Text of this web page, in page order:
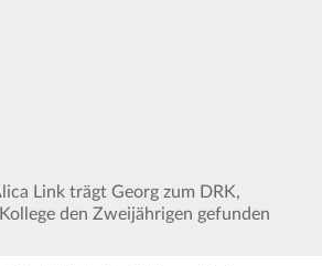
Link trägt Georg zum DRK,
den Zweijährigen gefunden